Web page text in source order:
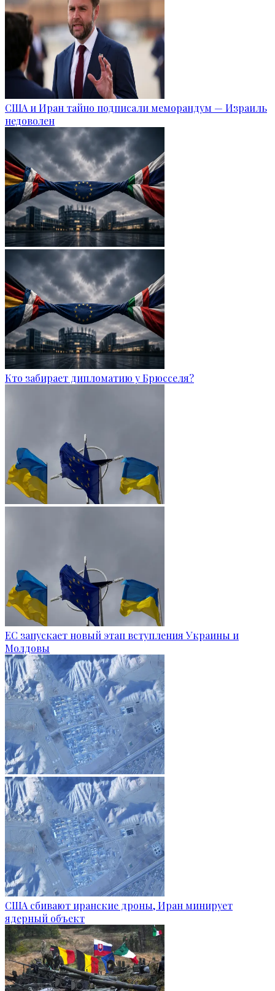
США и Иран тайно подписали меморандум — Израиль
недоволен
Кто забирает дипломатию у Брюсселя?
ЕС запускает новый этап вступления Украины и
Молдовы
США сбивают иранские дроны, Иран минирует
ядерный объект